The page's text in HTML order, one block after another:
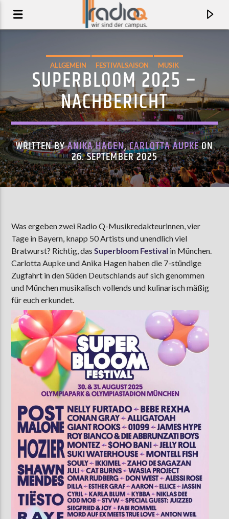
CARLA AHAD
AKTUELLE SENDUNG
MOEBIUS
00:00 18:00
ZU HÖREN INMünster 90,9 MHzSteinfurt103,9 MHz
ALLGEMEIN FESTIVALSAISON MUSIK
SUPERBLOOM 2025 –
NACHBERICHT
WRITTEN BYANIKA HAGEN,CARLOTTA AUPKEON
26. SEPTEMBER 2025
Was ergeben zwei Radio Q-Musikredakteurinnen, vier
Tage in Bayern, knapp 50 Artists und unendlich viel
Bratwurst? Richtig, dasSuperbloom Festival in München.
Carlotta Aupke und Anika Hagen haben die 7-stündige
Zugfahrt in den Süden Deutschlands auf sich genommen
und München musikalisch vollends und kulinarisch mäßig
für euch erkundet.